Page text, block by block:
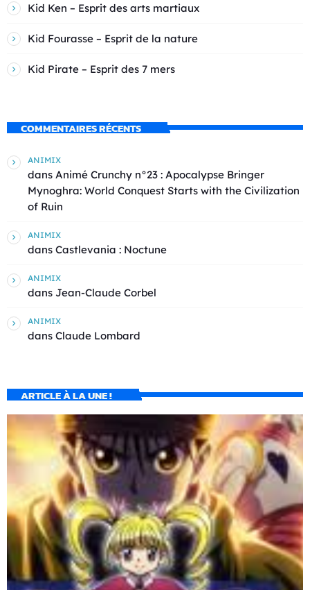
Kid Ken – Esprit des arts martiaux
Kid Fourasse – Esprit de la nature
Kid Pirate – Esprit des 7 mers
COMMENTAIRES RÉCENTS
ANIMIX
dans Animé Crunchy n°23 : Apocalypse Bringer
Mynoghra: World Conquest Starts with the Civilization
of Ruin
ANIMIX
dans Castlevania : Noctune
ANIMIX
dans Jean-Claude Corbel
ANIMIX
dans Claude Lombard
ARTICLE À LA UNE !